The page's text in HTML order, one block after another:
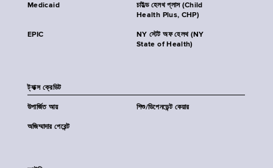
Medicaid
চাইল্ড হেলথ প্লাস (Child
Health Plus, CHP)
EPIC
NY স্টেট অফ হেলথ (NY
State of Health)
ট্যাক্স ক্রেডিট
উপার্জিত আয় শিশু/ডিপেনডেন্ট কেয়ার
অজিম্মাদার পেরেন্ট